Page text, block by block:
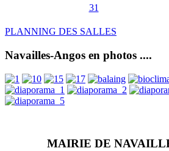
31
PLANNING DES SALLES
Navailles-Angos en photos ....
MAIRIE DE